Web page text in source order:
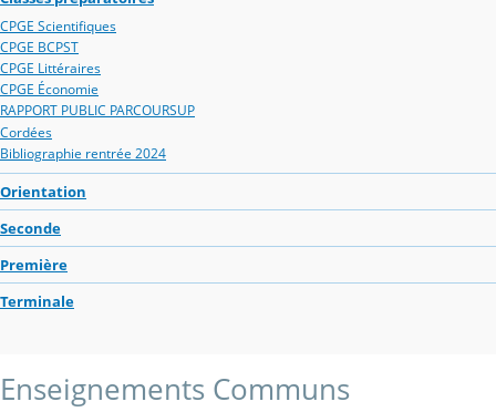
CPGE Scientifiques
CPGE BCPST
CPGE Littéraires
CPGE Économie
RAPPORT PUBLIC PARCOURSUP
Cordées
Bibliographie rentrée 2024
Orientation
Seconde
Première
Terminale
Enseignements Communs